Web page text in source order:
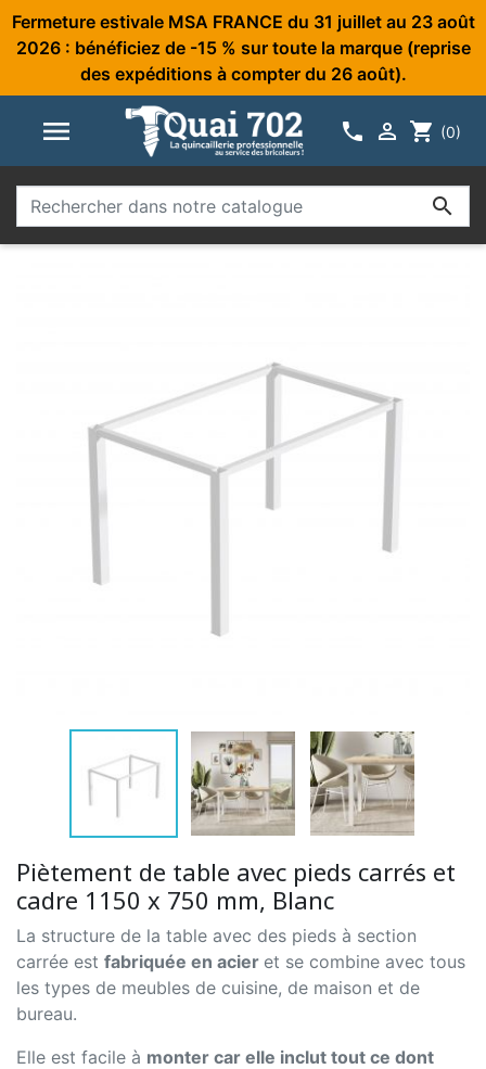
Fermeture estivale MSA FRANCE du 31 juillet au 23 août
2026 : bénéficiez de -15 % sur toute la marque (reprise
des expéditions à compter du 26 août).
   shopping_cart (0)

Piètement de table avec pieds carrés et
cadre 1150 x 750 mm, Blanc
La structure de la table avec des pieds à section
carrée est fabriquée en acier et se combine avec tous
les types de meubles de cuisine, de maison et de
bureau.
Elle est facile à monter car elle inclut tout ce dont